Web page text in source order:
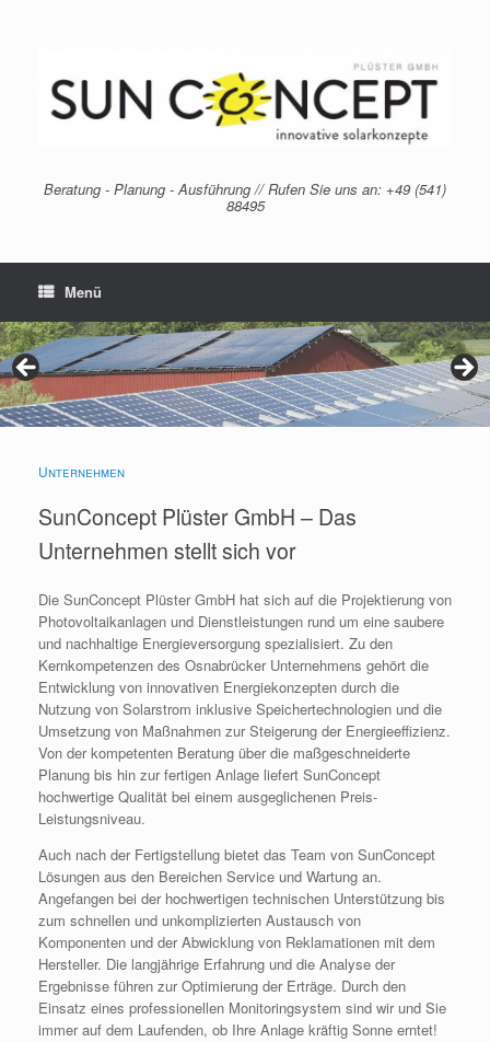
Beratung - Planung - Ausführung // Rufen Sie uns an: +49 (541)
88495
Menü
Unternehmen
SunConcept Plüster GmbH – Das
Unternehmen stellt sich vor
Die SunConcept Plüster GmbH hat sich auf die Projektierung von
Photovoltaikanlagen und Dienstleistungen rund um eine saubere
und nachhaltige Energieversorgung spezialisiert. Zu den
Kernkompetenzen des Osnabrücker Unternehmens gehört die
Entwicklung von innovativen Energiekonzepten durch die
Nutzung von Solarstrom inklusive Speichertechnologien und die
Umsetzung von Maßnahmen zur Steigerung der Energieeffizienz.
Von der kompetenten Beratung über die maßgeschneiderte
Planung bis hin zur fertigen Anlage liefert SunConcept
hochwertige Qualität bei einem ausgeglichenen Preis-
Leistungsniveau.
Auch nach der Fertigstellung bietet das Team von SunConcept
Lösungen aus den Bereichen Service und Wartung an.
Angefangen bei der hochwertigen technischen Unterstützung bis
zum schnellen und unkomplizierten Austausch von
Komponenten und der Abwicklung von Reklamationen mit dem
Hersteller. Die langjährige Erfahrung und die Analyse der
Ergebnisse führen zur Optimierung der Erträge. Durch den
Einsatz eines professionellen Monitoringsystem sind wir und Sie
immer auf dem Laufenden, ob Ihre Anlage kräftig Sonne erntet!